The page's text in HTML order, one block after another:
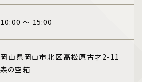
10:00 ～ 15:00
岡山県岡山市北区高松原古才2-11
森の空箱